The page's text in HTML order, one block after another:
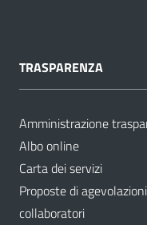
TRASPARENZA
Amministrazione
Albo online
Carta dei servizi
Proposte di
collaboratori